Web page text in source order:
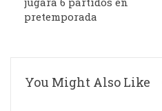
pretemporada
You Might Also Like